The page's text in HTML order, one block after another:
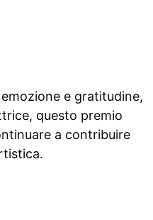
e gratitudine,
questo premio
a contribuire